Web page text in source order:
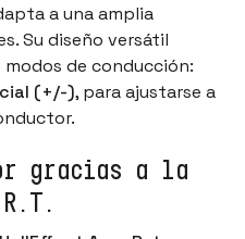
a una amplia
Su diseño versátil
de conducción:
(+/-), para ajustarse a
gracias a la